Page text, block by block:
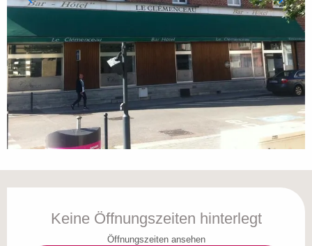
Keine Öffnungszeiten hinterlegt
Öffnungszeiten ansehen